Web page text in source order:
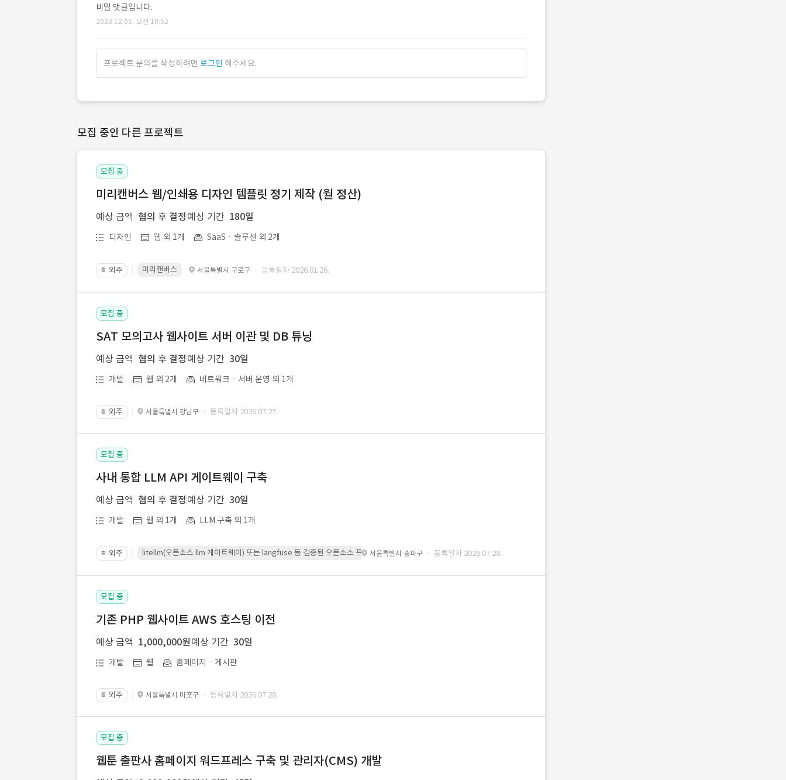
비밀 댓글입니다.
2023.12.05. 오전 10:52
프로젝트 문의를 작성하려면 로그인 해주세요.
모집 중인 다른 프로젝트
모집 중
미리캔버스 웹/인쇄용 디자인 템플릿 정기 제작 (월 정산)
예상 금액 협의 후 결정 예상 기간 180일
디자인 웹 외 1개 SaaSㆍ솔루션 외 2개
📔 외주 미리캔버스 서울특별시 구로구 · 등록일자 2026.01.26.
모집 중
SAT 모의고사 웹사이트 서버 이관 및 DB 튜닝
예상 금액 협의 후 결정 예상 기간 30일
개발 웹 외 2개 네트워크ㆍ서버 운영 외 1개
📔 외주 서울특별시 강남구 · 등록일자 2026.07.27.
모집 중
사내 통합 LLM API 게이트웨이 구축
예상 금액 협의 후 결정 예상 기간 30일
개발 웹 외 1개 LLM 구축 외 1개
📔 외주 litellm(오픈소스 llm 게이트웨이) 또는 langfuse 등 검증된 오픈소스 프레임워크를 기반으로 시스템을 구축
서울특별시 송파구 · 등록일자 2026.07.28.
모집 중
기존 PHP 웹사이트 AWS 호스팅 이전
예상 금액 1,000,000원 예상 기간 30일
개발 웹 홈페이지ㆍ게시판
📔 외주 서울특별시 마포구 · 등록일자 2026.07.28.
모집 중
웹툰 출판사 홈페이지 워드프레스 구축 및 관리자(CMS) 개발